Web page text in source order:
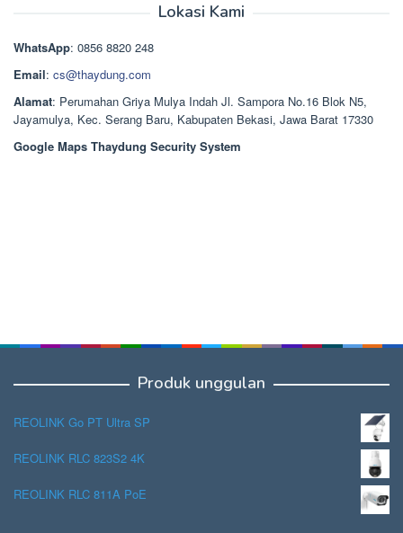
Rp1.378.000.
Lokasi Kami
WhatsApp: 0856 8820 248
Email: cs@thaydung.com
Alamat: Perumahan Griya Mulya Indah Jl. Sampora No.16 Blok N5,
Jayamulya, Kec. Serang Baru, Kabupaten Bekasi, Jawa Barat 17330
Google Maps Thaydung Security System
Produk unggulan
REOLINK Go PT Ultra SP
REOLINK RLC 823S2 4K
REOLINK RLC 811A PoE